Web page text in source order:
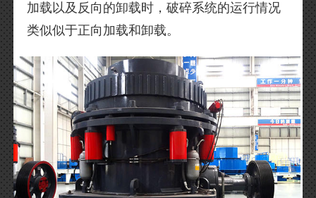
加载以及反向的卸载时，破碎系统的运行情况
类似似于正向加载和卸载。